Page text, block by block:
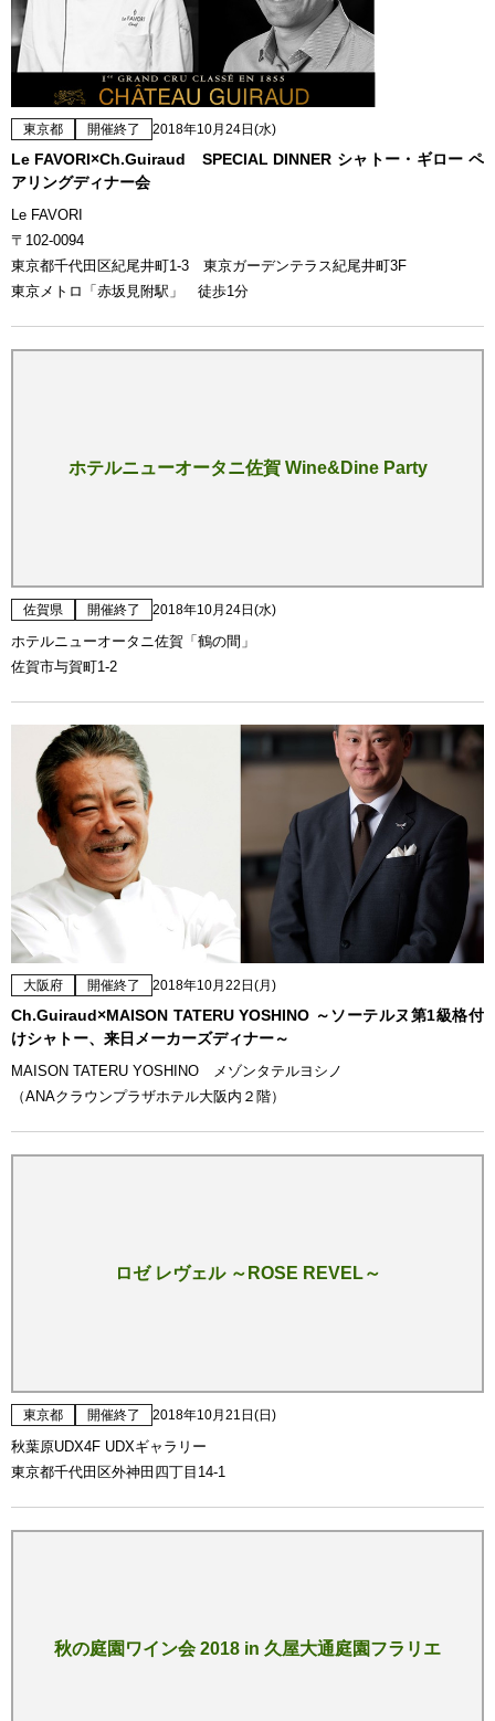
東京都 開催終了 2018年10月24日(水)
Le FAVORI×Ch.Guiraud SPECIAL DINNER シャトー・ギロー ペ
アリングディナー会
Le FAVORI
〒102-0094
東京都千代田区紀尾井町1-3 東京ガーデンテラス紀尾井町3F
東京メトロ「赤坂見附駅」 徒歩1分
ホテルニューオータニ佐賀 Wine&Dine Party
佐賀県 開催終了 2018年10月24日(水)
ホテルニューオータニ佐賀「鶴の間」
佐賀市与賀町1-2
大阪府 開催終了 2018年10月22日(月)
Ch.Guiraud×MAISON TATERU YOSHINO ～ソーテルヌ第1級格付
けシャトー、来日メーカーズディナー～
MAISON TATERU YOSHINO メゾンタテルヨシノ
（ANAクラウンプラザホテル大阪内２階）
ロゼ レヴェル ～ROSE REVEL～
東京都 開催終了 2018年10月21日(日)
秋葉原UDX4F UDXギャラリー
東京都千代田区外神田四丁目14-1
秋の庭園ワイン会 2018 in 久屋大通庭園フラリエ